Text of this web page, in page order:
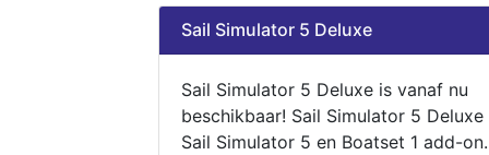
Sail Simulator 5 Deluxe
Sail Simulator 5 Deluxe is vanaf nu
beschikbaar! Sail Simulator 5
Sail Simulator 5 en Boatset 1 add-on.